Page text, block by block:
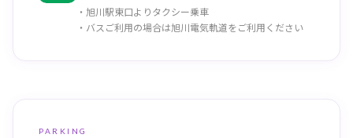
・旭川駅東口よりタクシー乗車
・バスご利用の場合は旭川電気軌道をご利用ください
PARKING